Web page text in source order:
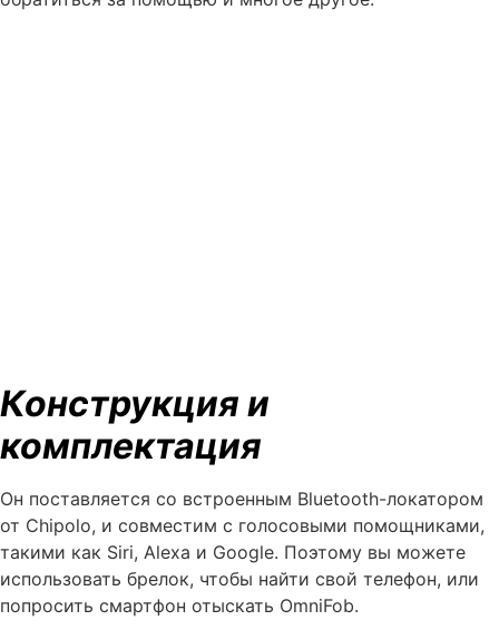
Конструкция и
комплектация
Он поставляется со встроенным Bluetooth-локатором
от Chipolo, и совместим с голосовыми помощниками,
такими как Siri, Alexa и Google. Поэтому вы можете
использовать брелок, чтобы найти свой телефон, или
попросить смартфон отыскать OmniFob.